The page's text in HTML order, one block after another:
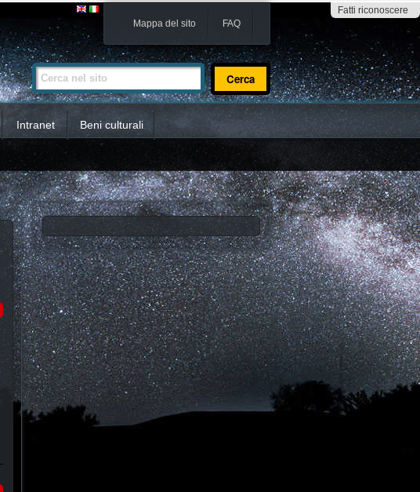
Fatti riconoscere
Mappa del sito FAQ
Cerca nel sito
Ricerca
avanzata…
Intranet Beni culturali